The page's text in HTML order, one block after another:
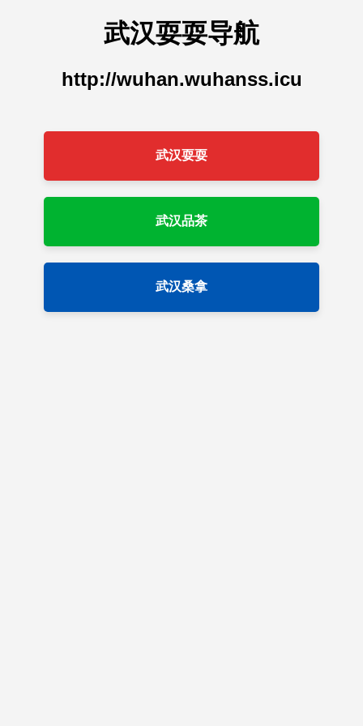
武汉耍耍导航
http://wuhan.wuhanss.icu
武汉耍耍
武汉品茶
武汉桑拿